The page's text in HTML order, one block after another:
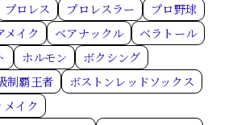
プロレス プロレスラー
プロ野球
メイク ベアナックル
ベラトール
ホルモン
ボクシング
制覇王者
ボストンレッドソックス
メイク